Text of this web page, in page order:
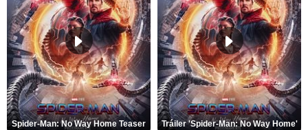
Spider-Man: No Way Home Teaser Tráiler 'Spider-Man: No Way Home'